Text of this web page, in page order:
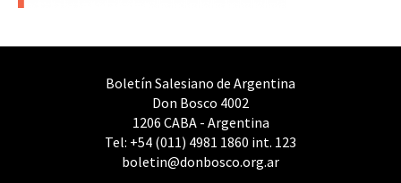
Boletín Salesiano de Argentina
Don Bosco 4002
1206 CABA - Argentina
Tel: +54 (011) 4981 1860 int. 123
boletin@donbosco.org.ar